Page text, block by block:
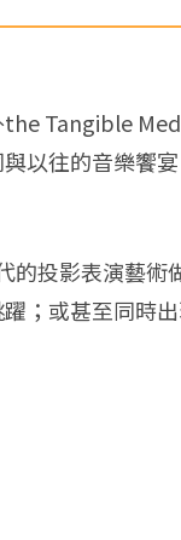
Tangible
以往的音樂饗宴
投影表演藝術
；或甚至同時